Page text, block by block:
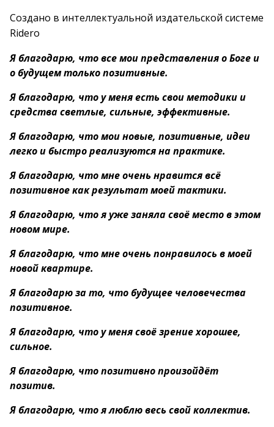
Создано в интеллектуальной издательской системе
Ridero
Я благодарю, что все мои представления о Боге и
о будущем только позитивные.
Я благодарю, что у меня есть свои методики и
средства светлые, сильные, эффективные.
Я благодарю, что мои новые, позитивные, идеи
легко и быстро реализуются на практике.
Я благодарю, что мне очень нравится всё
позитивное как результат моей тактики.
Я благодарю, что я уже заняла своё место в этом
новом мире.
Я благодарю, что мне очень понравилось в моей
новой квартире.
Я благодарю за то, что будущее человечества
позитивное.
Я благодарю, что у меня своё зрение хорошее,
сильное.
Я благодарю, что позитивно произойдёт
позитив.
Я благодарю, что я люблю весь свой коллектив.